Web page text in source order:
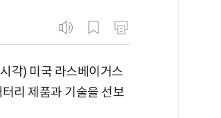
각) 미국 라스베이거스
리 제품과 기술을 선보